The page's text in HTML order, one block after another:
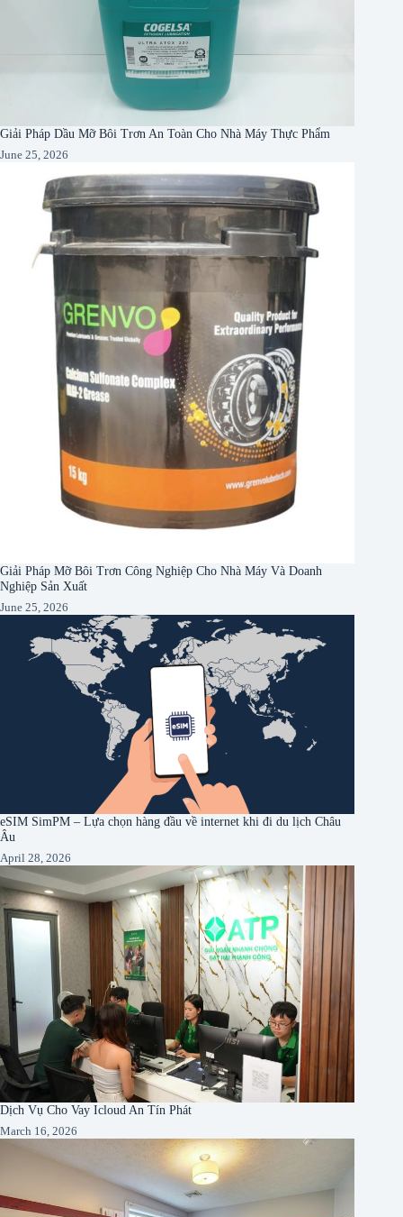
Giải Pháp Dầu Mỡ Bôi Trơn An Toàn Cho Nhà Máy Thực Phẩm
June 25, 2026
Giải Pháp Mỡ Bôi Trơn Công Nghiệp Cho Nhà Máy Và Doanh
Nghiệp Sản Xuất
June 25, 2026
eSIM SimPM – Lựa chọn hàng đầu về internet khi đi du lịch Châu
Âu
April 28, 2026
Dịch Vụ Cho Vay Icloud An Tín Phát
March 16, 2026